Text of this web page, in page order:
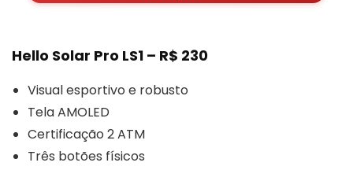
Hello Solar Pro LS1 – R$ 230
Visual esportivo e robusto
Tela AMOLED
Certificação 2 ATM
Três botões físicos